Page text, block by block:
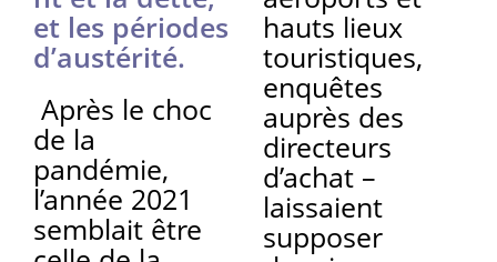
et les périodes
d’austérité.
Après le choc
de la
pandémie,
l’année 2021
semblait être
hauts lieux
touristiques,
enquêtes
auprès des
directeurs
d’achat –
laissaient
supposer